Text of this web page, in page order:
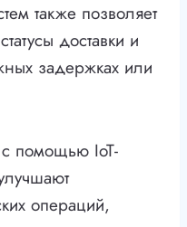
также позволяет
доставки и
задержках или
с помощью IoT-
операций,